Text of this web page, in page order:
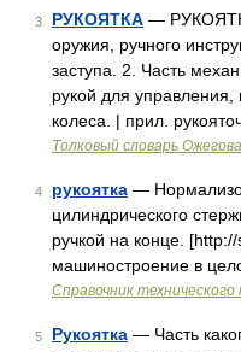
3 РУКОЯТКА —
оружия, ручного
заступа. 2. Часть
рукой для управления,
колеса. | прил.
Толковый словарь Ожегова
4 рукоятка —
цилиндрического
ручкой на конце.
машиностроение в
Справочник технического
5 Рукоятка — Часть